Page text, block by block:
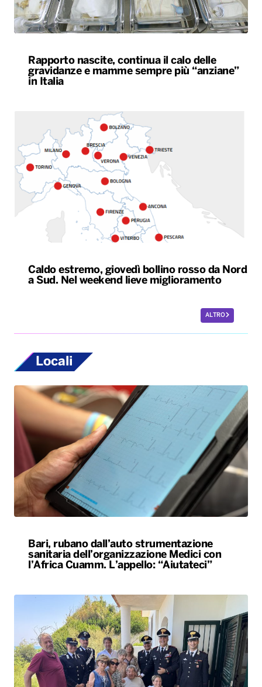
Rapporto nascite, continua il calo delle
gravidanze e mamme sempre più “anziane”
in Italia
Caldo estremo, giovedì bollino rosso da Nord
a Sud. Nel weekend lieve miglioramento
ALTRO
Locali
Bari, rubano dall’auto strumentazione
sanitaria dell’organizzazione Medici con
l’Africa Cuamm. L’appello: “Aiutateci”